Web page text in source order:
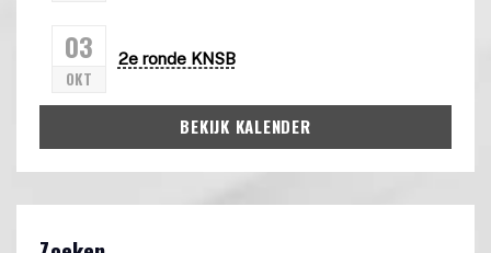
03
OKT
2e ronde KNSB
BEKIJK KALENDER